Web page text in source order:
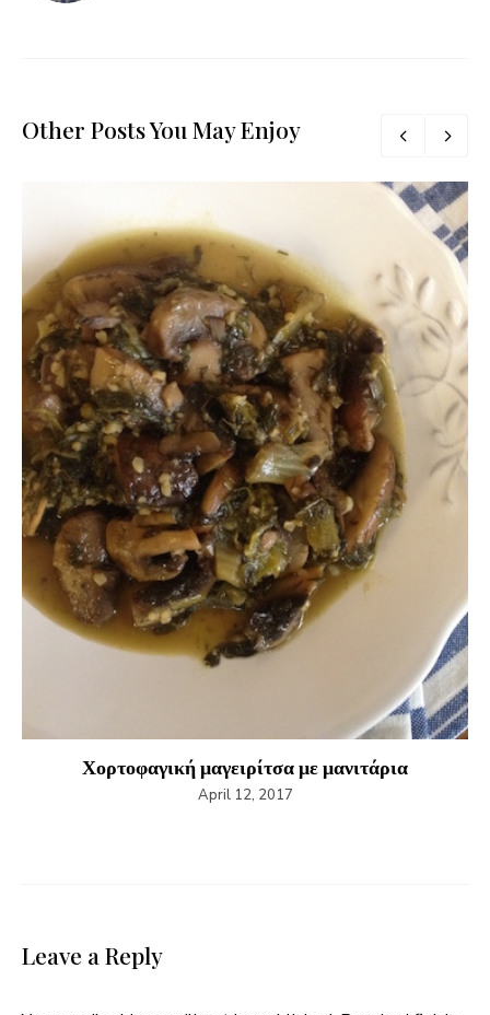
Other Posts You May Enjoy
Χορτοφαγική μαγειρίτσα με μανιτάρια
April 12, 2017
Leave a Reply